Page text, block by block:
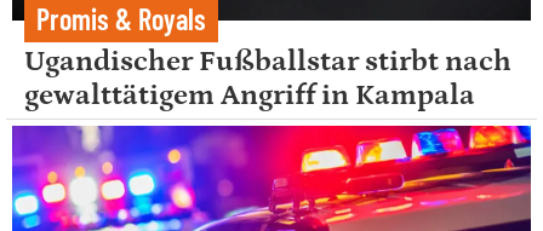
Promis & Royals
Ugandischer Fußballstar stirbt nach
gewalttätigem Angriff in Kampala